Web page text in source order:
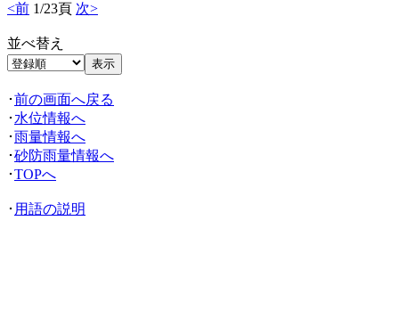
<前 1/23頁 次>
並べ替え
･前の画面へ戻る
･ 水位情報へ
･雨量情報へ
･砂防雨量情報へ
･TOPへ
･ 用語の説明